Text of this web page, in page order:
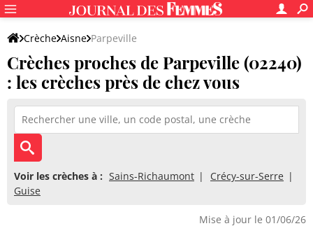
Crèche Aisne Parpeville
Crèches proches de Parpeville (02240)
: les crèches près de chez vous
Voir les crèches à : Sains-Richaumont
Crécy-sur-Serre
Guise
Mise à jour le 01/06/26